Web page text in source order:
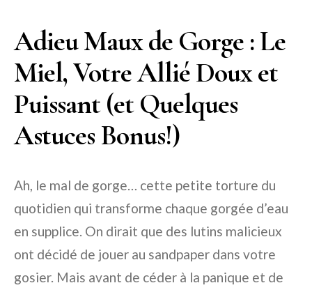
Adieu Maux de Gorge : Le
Miel, Votre Allié Doux et
Puissant (et Quelques
Astuces Bonus!)
Ah, le mal de gorge… cette petite torture du
quotidien qui transforme chaque gorgée d’eau
en supplice. On dirait que des lutins malicieux
ont décidé de jouer au sandpaper dans votre
gosier. Mais avant de céder à la panique et de